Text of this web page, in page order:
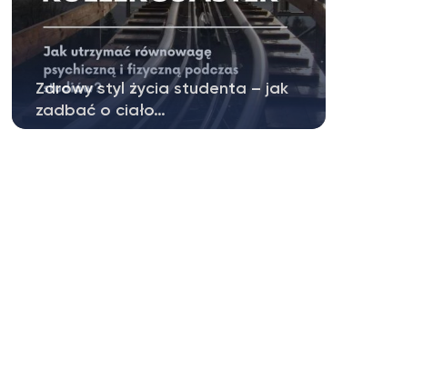
Zdrowy styl życia studenta – jak
zadbać o ciało…